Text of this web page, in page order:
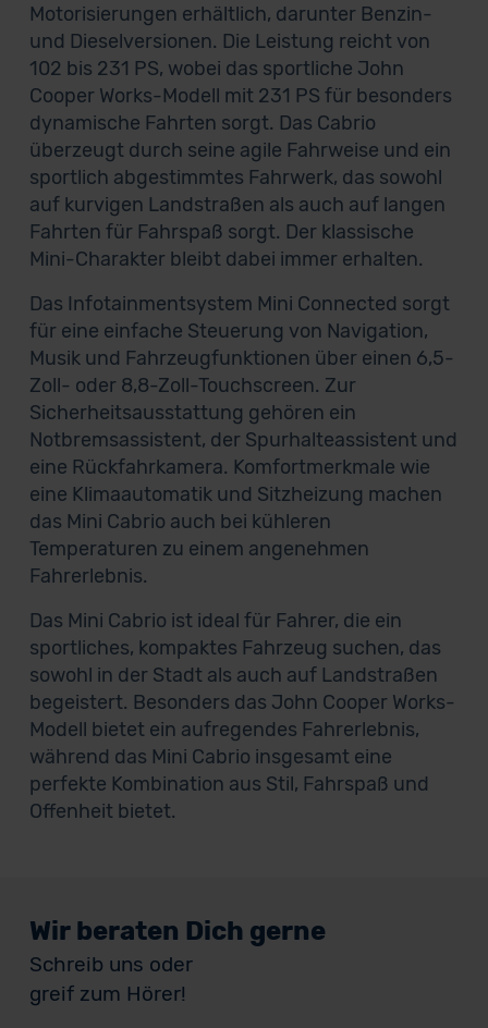
Motorisierungen erhältlich, darunter Benzin-
und Dieselversionen. Die Leistung reicht von
102 bis 231 PS, wobei das sportliche John
Cooper Works-Modell mit 231 PS für besonders
dynamische Fahrten sorgt. Das Cabrio
überzeugt durch seine agile Fahrweise und ein
sportlich abgestimmtes Fahrwerk, das sowohl
auf kurvigen Landstraßen als auch auf langen
Fahrten für Fahrspaß sorgt. Der klassische
Mini-Charakter bleibt dabei immer erhalten.
Das Infotainmentsystem Mini Connected sorgt
für eine einfache Steuerung von Navigation,
Musik und Fahrzeugfunktionen über einen 6,5-
Zoll- oder 8,8-Zoll-Touchscreen. Zur
Sicherheitsausstattung gehören ein
Notbremsassistent, der Spurhalteassistent und
eine Rückfahrkamera. Komfortmerkmale wie
eine Klimaautomatik und Sitzheizung machen
das Mini Cabrio auch bei kühleren
Temperaturen zu einem angenehmen
Fahrerlebnis.
Das Mini Cabrio ist ideal für Fahrer, die ein
sportliches, kompaktes Fahrzeug suchen, das
sowohl in der Stadt als auch auf Landstraßen
begeistert. Besonders das John Cooper Works-
Modell bietet ein aufregendes Fahrerlebnis,
während das Mini Cabrio insgesamt eine
perfekte Kombination aus Stil, Fahrspaß und
Offenheit bietet.
Wir beraten Dich gerne
Schreib uns oder
greif zum Hörer!